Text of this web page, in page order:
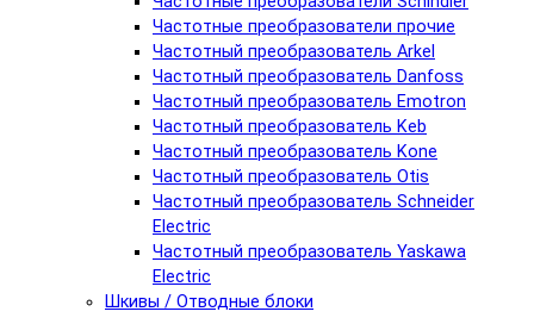
Частотные преобразователи прочие
Частотный преобразователь Arkel
Частотный преобразователь Danfoss
Частотный преобразователь Emotron
Частотный преобразователь Keb
Частотный преобразователь Kone
Частотный преобразователь Otis
Частотный преобразователь Schneider
Electric
Частотный преобразователь Yaskawa
Electric
Шкивы / Отводные блоки